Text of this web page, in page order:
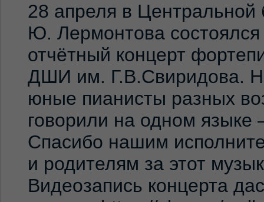
28 апреля в
Ю. Лермонтова состоялся
отчётный концерт
ДШИ им. Г.В.Свиридова.
юные пианисты разных
говорили на одном
Спасибо нашим
и родителям за этот
Видеозапись концерта